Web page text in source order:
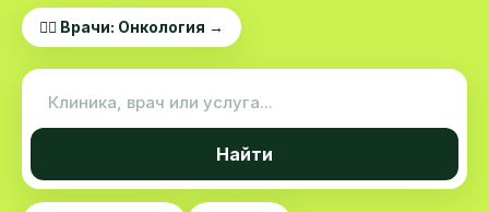
👨‍⚕️ Врачи: Онкология →
Найти